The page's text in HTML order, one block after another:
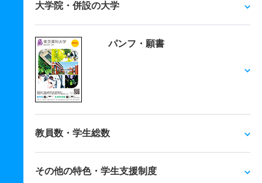
大学院・併設の大学
パンフ・願書
教員数・学生総数
その他の特色・学生支援制度